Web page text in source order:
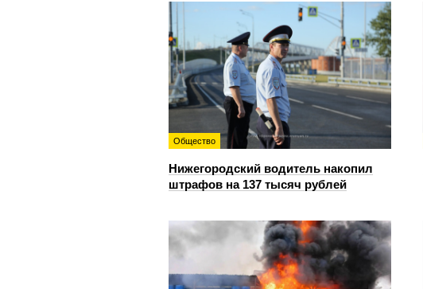
Общество
Нижегородский водитель накопил
штрафов на 137 тысяч рублей